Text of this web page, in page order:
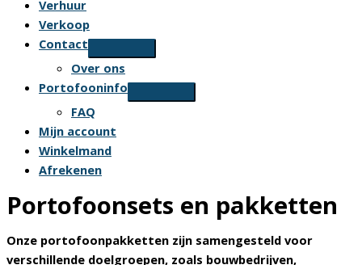
Verhuur
Verkoop
Contact
Over ons
Portofooninfo
FAQ
Mijn account
Winkelmand
Afrekenen
Portofoonsets en pakketten
Onze portofoonpakketten zijn samengesteld voor
verschillende doelgroepen, zoals bouwbedrijven,